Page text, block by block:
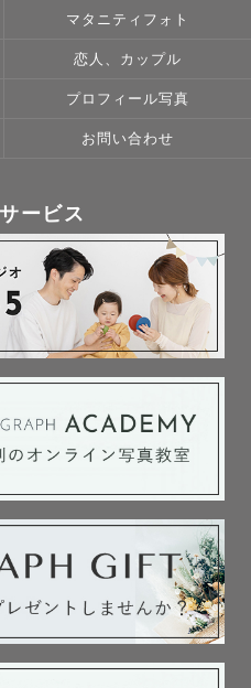
には、あなたらしさを大切
す。
ても、日程調整をし撮影可能
ご連絡ください☺︎
での撮影ご希望の方はご予
お願いいたします。
とうございます。ご縁があ
しています。
マタニティフォト
恋人、カップル
プロフィール写真
お問い合わせ
ービス